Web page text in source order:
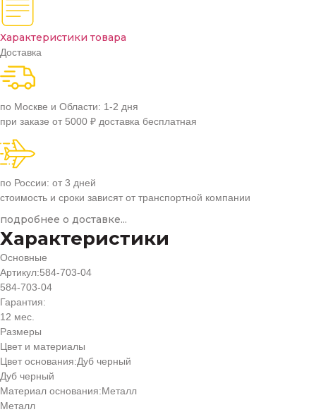
Характеристики товара
Доставка
по Москве и Области: 1-2 дня
при заказе от 5000 ₽ доставка бесплатная
по России: от 3 дней
стоимость и сроки зависят от транспортной компании
подробнее о доставке...
Характеристики
Основные
Артикул:584-703-04
584-703-04
Гарантия:
12 мес.
Размеры
Цвет и материалы
Цвет основания:Дуб черный
Дуб черный
Материал основания:Металл
Металл